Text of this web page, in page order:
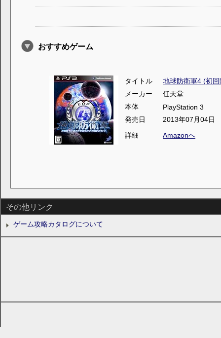
おすすめゲーム
タイトル
地球防衛軍4 (初
メーカー
任天堂
本体
PlayStation 3
発売日
2013年07月04日
詳細
Amazonへ
その他リンク
ゲーム攻略カタログについて